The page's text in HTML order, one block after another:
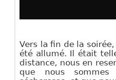
Vers la fin de la
été allumé. Il était
distance, nous en
que nous